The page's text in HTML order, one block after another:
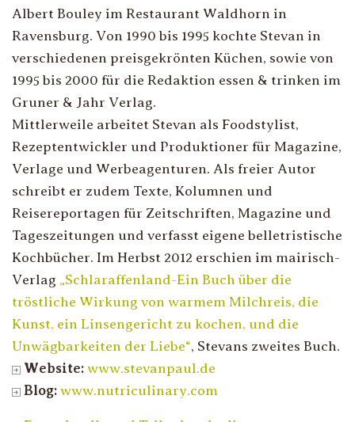
Albert Bouley im Restaurant Waldhorn in
Ravensburg. Von 1990 bis 1995 kochte Stevan in
verschiedenen preisgekrönten Küchen, sowie von
1995 bis 2000 für die Redaktion essen & trinken im
Gruner & Jahr Verlag.
Mittlerweile arbeitet Stevan als Foodstylist,
Rezeptentwickler und Produktioner für Magazine,
Verlage und Werbeagenturen. Als freier Autor
schreibt er zudem Texte, Kolumnen und
Reisereportagen für Zeitschriften, Magazine und
Tageszeitungen und verfasst eigene belletristische
Kochbücher. Im Herbst 2012 erschien im mairisch-
Verlag „Schlaraffenland-Ein Buch über die
tröstliche Wirkung von warmem Milchreis, die
Kunst, ein Linsengericht zu kochen, und die
Unwägbarkeiten der Liebe“, Stevans zweites Buch.
Website: www.stevanpaul.de
Blog: www.nutriculinary.com